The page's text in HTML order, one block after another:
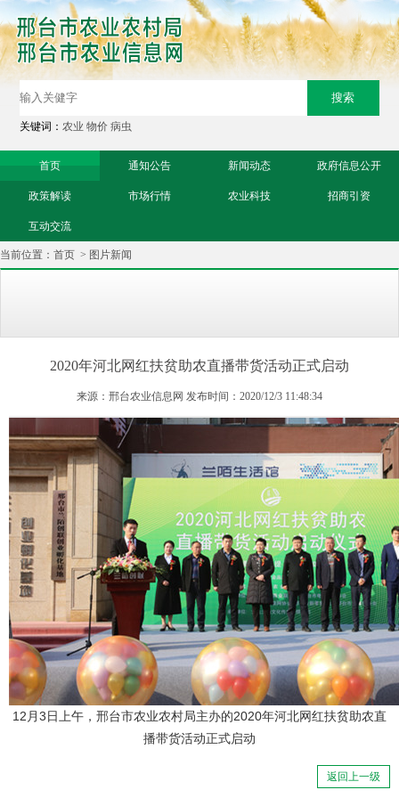
关键词：农业 物价 病虫
首页 通知公告 新闻动态 政府信息公开
政策解读 市场行情 农业科技 招商引资
互动交流
当前位置： 首页 > 图片新闻
2020年河北网红扶贫助农直播带货活动正式启动
来源：邢台农业信息网 发布时间：2020/12/3 11:48:34
12月3日上午，邢台市农业农村局主办的2020年河北网红扶贫助农直
播带货活动正式启动
返回上一级